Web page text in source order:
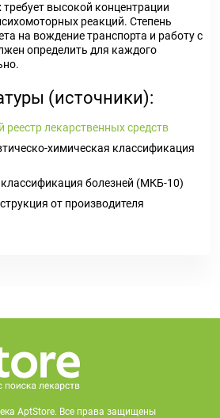
требует высокой концентрации
реакций. Степень
на вождение транспорта и работу с
определить для каждого
(источники):
реестр лекарственных средств
химическая классификация
болезней (МКБ-10)
от производителя
AptStore. Все права защищены